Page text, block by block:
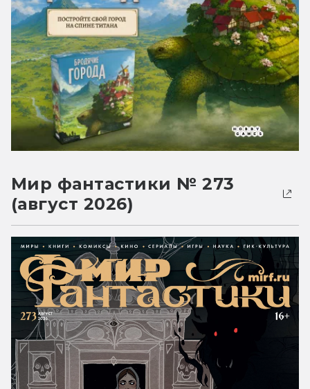
Мир фантастики № 273
(август 2026)